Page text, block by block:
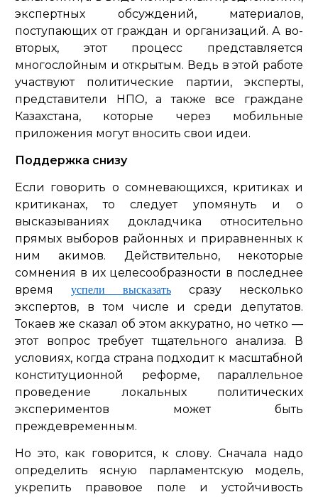
экспертных обсуждений, материалов,
поступающих от граждан и организаций. А во-
вторых, этот процесс представляется
многослойным и открытым. Ведь в этой работе
участвуют политические партии, эксперты,
представители НПО, а также все граждане
Казахстана, которые через мобильные
приложения могут вносить свои идеи.
Поддержка снизу
Если говорить о сомневающихся, критиках и
критиканах, то следует упомянуть и о
высказываниях докладчика относительно
прямых выборов районных и приравненных к
ним акимов. Действительно, некоторые
сомнения в их целесообразности в последнее
время успели высказать сразу несколько
экспертов, в том числе и среди депутатов.
Токаев же сказал об этом аккуратно, но четко —
этот вопрос требует тщательного анализа. В
условиях, когда страна подходит к масштабной
конституционной реформе, параллельное
проведение локальных политических
экспериментов может быть
преждевременным.
Но это, как говорится, к слову. Сначала надо
определить ясную парламентскую модель,
укрепить правовое поле и устойчивость